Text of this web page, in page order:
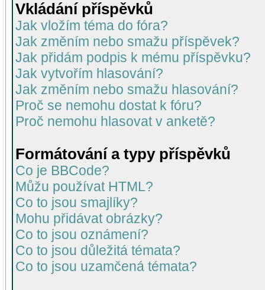
Vkládání příspěvků
Jak vložím téma do fóra?
Jak změním nebo smažu příspěvek?
Jak přidám podpis k mému příspěvku?
Jak vytvořím hlasování?
Jak změním nebo smažu hlasování?
Proč se nemohu dostat k fóru?
Proč nemohu hlasovat v anketě?
Formátování a typy příspěvků
Co je BBCode?
Můžu používat HTML?
Co to jsou smajlíky?
Mohu přidávat obrázky?
Co to jsou oznámení?
Co to jsou důležitá témata?
Co to jsou uzamčená témata?